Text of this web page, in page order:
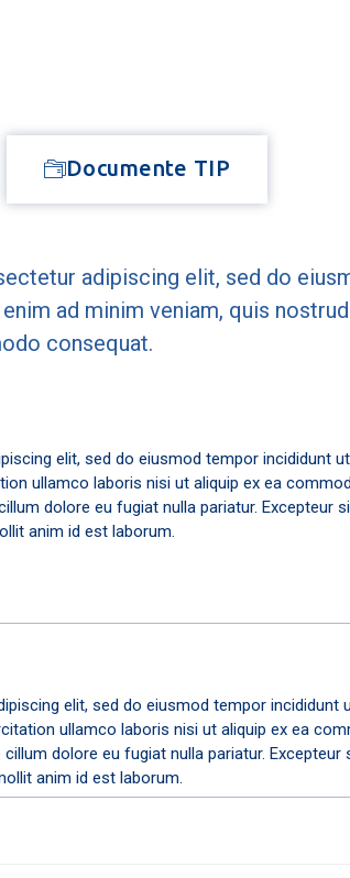
Documente TIP
adipiscing elit, sed do
ad minim veniam, quis
consequat.
elit, sed do eiusmod tempor incididunt
ullamco laboris nisi ut aliquip ex ea
dolore eu fugiat nulla pariatur. Excepteur
anim id est laborum.
elit, sed do eiusmod tempor incididunt
ullamco laboris nisi ut aliquip ex ea
dolore eu fugiat nulla pariatur.
anim id est laborum.